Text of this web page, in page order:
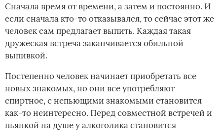
Сначала время от времени, а затем и постоянно. И
если сначала кто-то отказывался, то сейчас этот же
человек сам предлагает выпить. Каждая такая
дружеская встреча заканчивается обильной
выпивкой.­
Постепенно человек начинает приобретать все
новых знакомых, но они все употребляют
спиртное, с непьющими знакомыми становится
как-то неинтересно. Перед совместной встречей и
пьянкой на душе у алкоголика становится